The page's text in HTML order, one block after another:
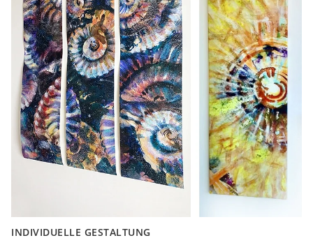
INDIVIDUELLE GESTALTUNG